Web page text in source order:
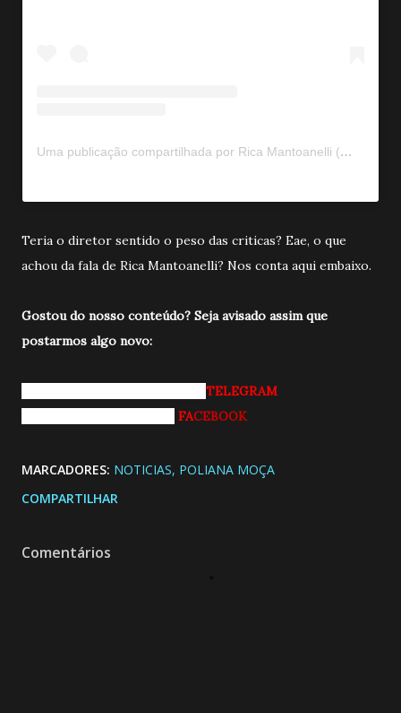
Uma publicação compartilhada por Rica Mantoanelli (@ricamantoanelli)
Teria o diretor sentido o peso das criticas? Eae, o que
achou da fala de Rica Mantoanelli? Nos conta aqui embaixo.
Gostou do nosso conteúdo? Seja avisado assim que
postarmos algo novo:
TELEGRAM
FACEBOOK
MARCADORES: NOTICIAS POLIANA MOÇA
COMPARTILHAR
Comentários